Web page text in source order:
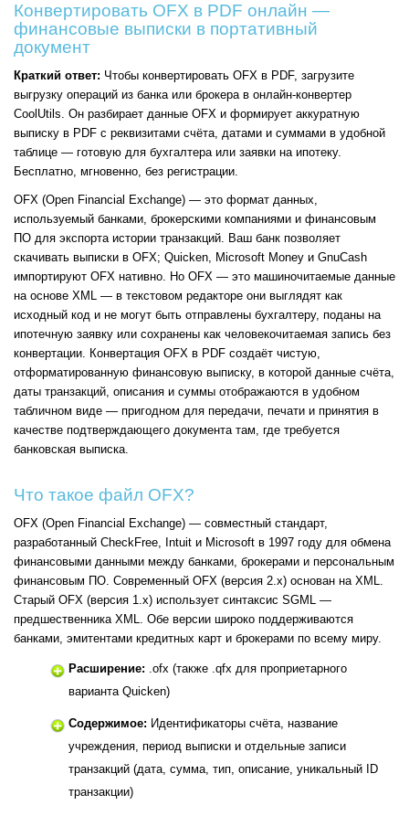
Конвертировать OFX в PDF онлайн —
финансовые выписки в портативный
документ
Краткий ответ: Чтобы конвертировать OFX в PDF, загрузите
выгрузку операций из банка или брокера в онлайн-конвертер
CoolUtils. Он разбирает данные OFX и формирует аккуратную
выписку в PDF с реквизитами счёта, датами и суммами в удобной
таблице — готовую для бухгалтера или заявки на ипотеку.
Бесплатно, мгновенно, без регистрации.
OFX (Open Financial Exchange) — это формат данных,
используемый банками, брокерскими компаниями и финансовым
ПО для экспорта истории транзакций. Ваш банк позволяет
скачивать выписки в OFX; Quicken, Microsoft Money и GnuCash
импортируют OFX нативно. Но OFX — это машиночитаемые данные
на основе XML — в текстовом редакторе они выглядят как
исходный код и не могут быть отправлены бухгалтеру, поданы на
ипотечную заявку или сохранены как человекочитаемая запись без
конвертации. Конвертация OFX в PDF создаёт чистую,
отформатированную финансовую выписку, в которой данные счёта,
даты транзакций, описания и суммы отображаются в удобном
табличном виде — пригодном для передачи, печати и принятия в
качестве подтверждающего документа там, где требуется
банковская выписка.
Что такое файл OFX?
OFX (Open Financial Exchange) — совместный стандарт,
разработанный CheckFree, Intuit и Microsoft в 1997 году для обмена
финансовыми данными между банками, брокерами и персональным
финансовым ПО. Современный OFX (версия 2.x) основан на XML.
Старый OFX (версия 1.x) использует синтаксис SGML —
предшественника XML. Обе версии широко поддерживаются
банками, эмитентами кредитных карт и брокерами по всему миру.
Расширение: .ofx (также .qfx для проприетарного
варианта Quicken)
Содержимое: Идентификаторы счёта, название
учреждения, период выписки и отдельные записи
транзакций (дата, сумма, тип, описание, уникальный ID
транзакции)